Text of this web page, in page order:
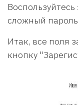
сложный
Итак, все поля
кнопку